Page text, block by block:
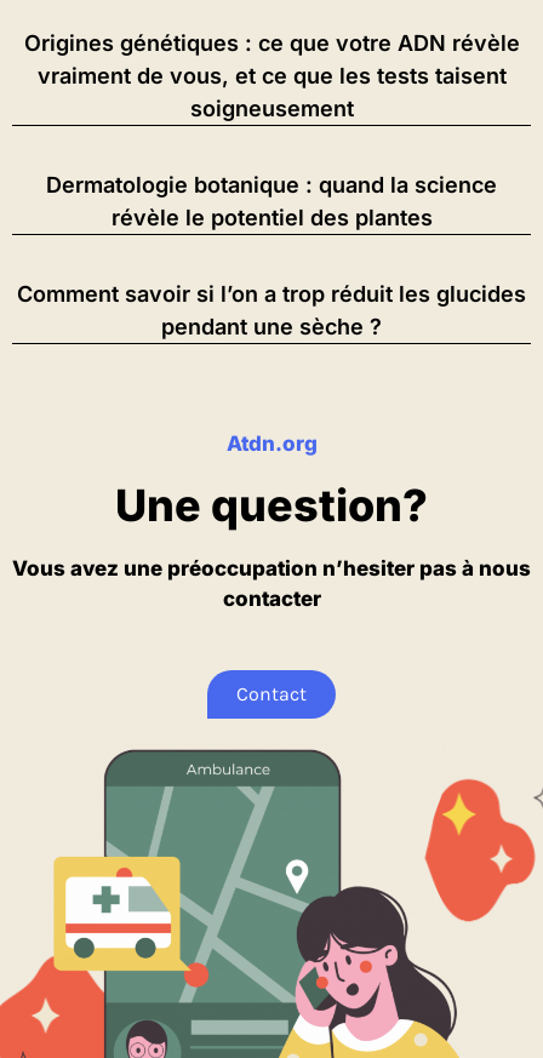
Origines génétiques : ce que votre ADN révèle
vraiment de vous, et ce que les tests taisent
soigneusement
Dermatologie botanique : quand la science
révèle le potentiel des plantes
Comment savoir si l’on a trop réduit les glucides
pendant une sèche ?
Atdn.org
Une question?
Vous avez une préoccupation n’hesiter pas à nous
contacter
Contact